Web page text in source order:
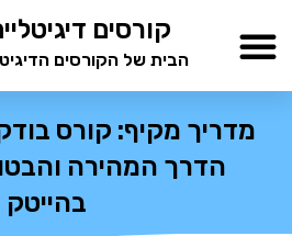
לתוכן
קורסים
הבית של הקורסים
הדרך המהירה
בהייטק